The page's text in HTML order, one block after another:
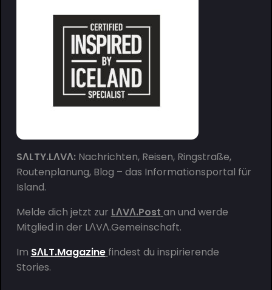
SΛLTY.LΛVΛ:Nachrichten, Reisen, Ringstraße,
Routenplanung, Blog – das Informationsportal für
Island.
Melde dich jetzt zur LΛVΛ.Post an und werde
Mitglied in der LΛVΛ.Gemeinschaft.
Im SΛLT.Magazine findest du inspirierende
Stories.